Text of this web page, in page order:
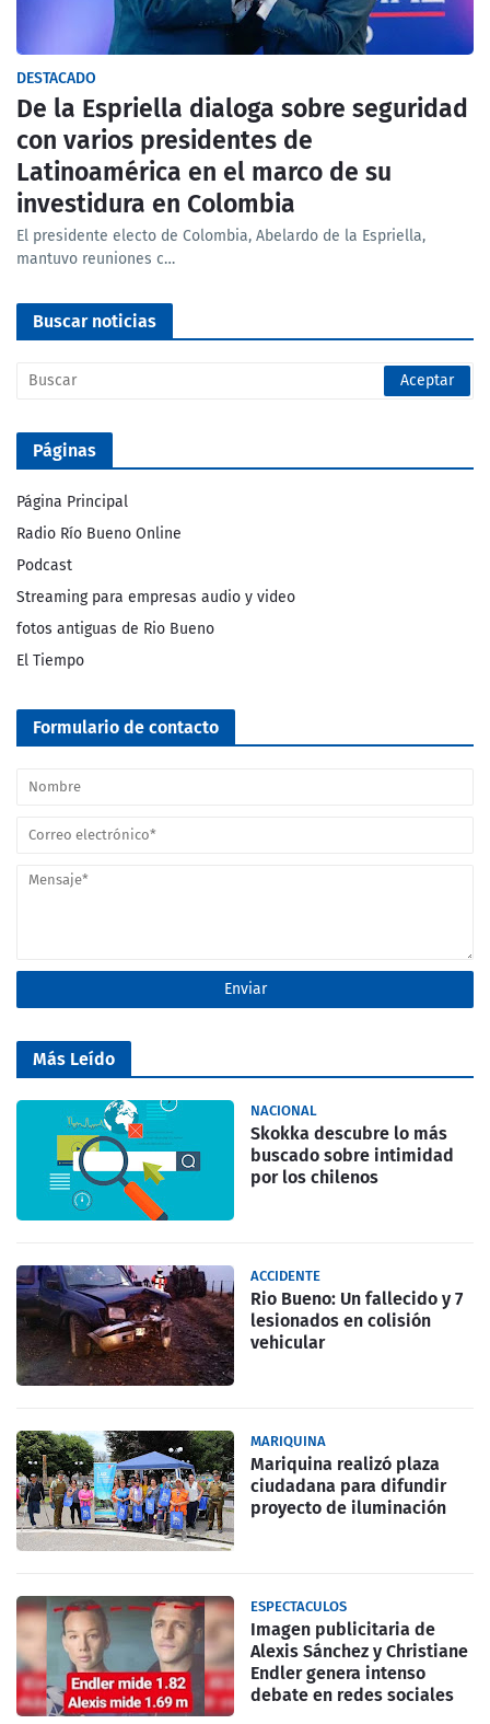
DESTACADO
De la Espriella dialoga sobre seguridad
con varios presidentes de
Latinoamérica en el marco de su
investidura en Colombia
El presidente electo de Colombia, Abelardo de la Espriella,
mantuvo reuniones c…
Buscar noticias
Páginas
Página Principal
Radio Río Bueno Online
Podcast
Streaming para empresas audio y video
fotos antiguas de Rio Bueno
El Tiempo
Formulario de contacto
Más Leído
NACIONAL
Skokka descubre lo más
buscado sobre intimidad
por los chilenos
ACCIDENTE
Rio Bueno: Un fallecido y 7
lesionados en colisión
vehicular
MARIQUINA
Mariquina realizó plaza
ciudadana para difundir
proyecto de iluminación
ESPECTACULOS
Imagen publicitaria de
Alexis Sánchez y Christiane
Endler genera intenso
debate en redes sociales